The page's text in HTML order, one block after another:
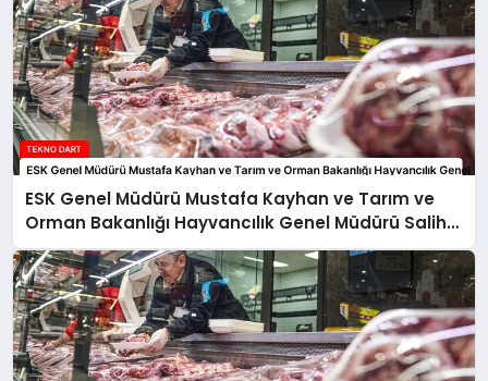
ESK Genel Müdürü Mustafa Kayhan ve Tarım ve
Orman Bakanlığı Hayvancılık Genel Müdürü Salih
Çelik’ten Kırmızı Et Piyasasına İlişkin Açıklamalar